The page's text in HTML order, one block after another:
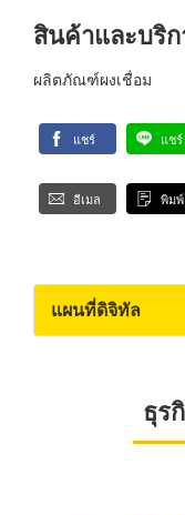
สินค้าและบริ
ผลิตภัณฑ์ผงเชื่อม
แชร์ แชร์
อีเมล พิมพ์
แผนที่ดิจิทัล
ธุร